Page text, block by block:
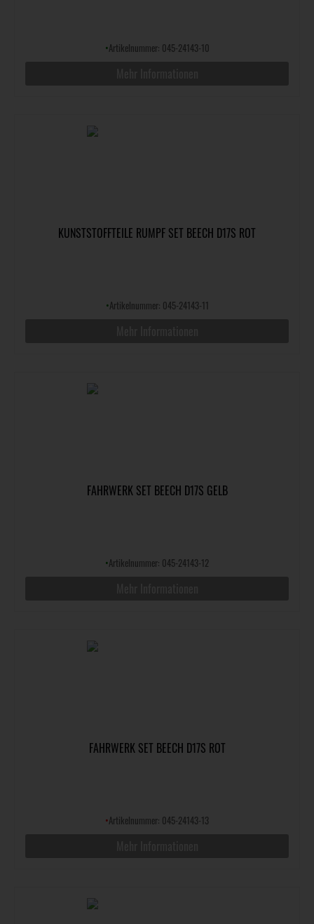
•Artikelnummer: 045-24143-10
KUNSTSTOFFTEILE RUMPF SET BEECH D17S ROT
•Artikelnummer: 045-24143-11
FAHRWERK SET BEECH D17S GELB
•Artikelnummer: 045-24143-12
FAHRWERK SET BEECH D17S ROT
•Artikelnummer: 045-24143-13